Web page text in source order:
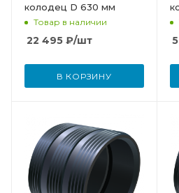
колодец D 630 мм
Товар в наличии
22 495 ₽/шт
В КОРЗИНУ